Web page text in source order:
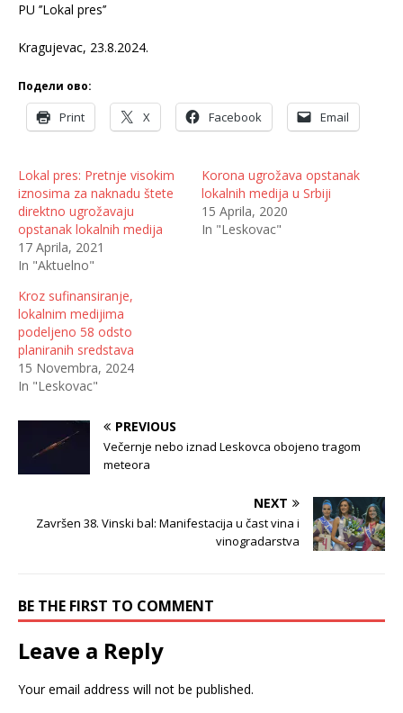
PU ’’Lokal pres’’
Kragujevac, 23.8.2024.
Подели ово:
Print X Facebook Email
Lokal pres: Pretnje visokim
iznosima za naknadu štete
direktno ugrožavaju
opstanak lokalnih medija
17 Aprila, 2021
In "Aktuelno"
Korona ugrožava opstanak
lokalnih medija u Srbiji
15 Aprila, 2020
In "Leskovac"
Kroz sufinansiranje,
lokalnim medijima
podeljeno 58 odsto
planiranih sredstava
15 Novembra, 2024
In "Leskovac"
PREVIOUS
Večernje nebo iznad Leskovca obojeno tragom
meteora
NEXT
Završen 38. Vinski bal: Manifestacija u čast vina i
vinogradarstva
BE THE FIRST TO COMMENT
Leave a Reply
Your email address will not be published.